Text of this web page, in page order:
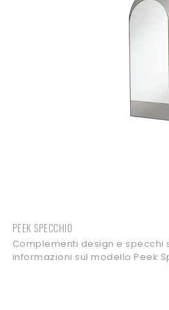
PEEK SPECCHIO
Complementi design e specchi
informazioni sul modello Peek